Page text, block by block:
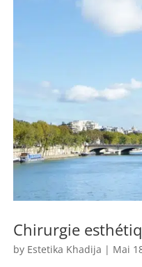
Chirurgie
by Estetika Khadija | Mai